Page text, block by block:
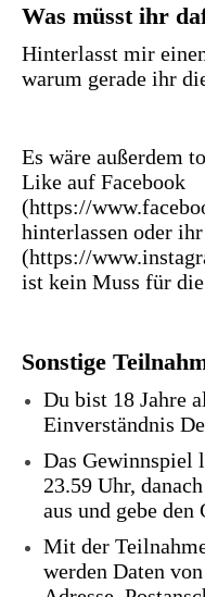
Was müsst ihr
Hinterlasst mir
warum gerade ihr
Es wäre außerdem
Like auf Facebook
(https://
hinterlassen oder
(https://
ist kein Muss für
Sonstige
Du bist 18 Jahre
Einverständnis
Das Gewinnspiel
23.59 Uhr,
aus und gebe
Mit der
werden Daten